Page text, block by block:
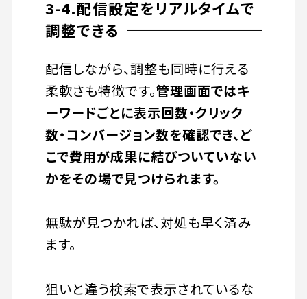
3-4.配信設定をリアルタイムで
調整できる
配信しながら、調整も同時に行える
柔軟さも特徴です。管理画面ではキ
ーワードごとに表示回数・クリック
数・コンバージョン数を確認でき、ど
こで費用が成果に結びついていない
かをその場で見つけられます。
無駄が見つかれば、対処も早く済み
ます。
狙いと違う検索で表示されているな